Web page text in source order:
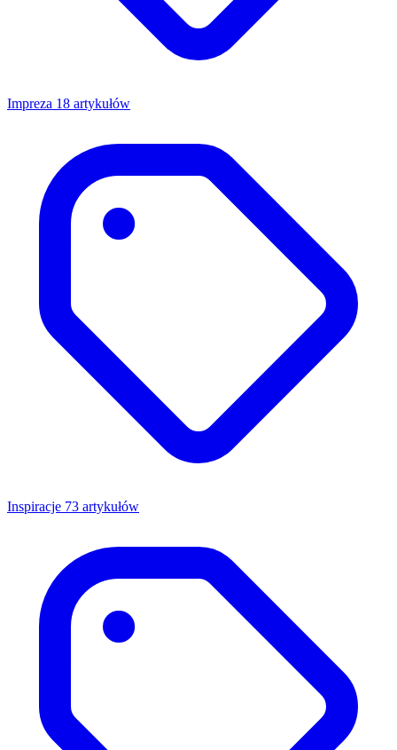
Impreza 18 artykułów
Inspiracje 73 artykułów